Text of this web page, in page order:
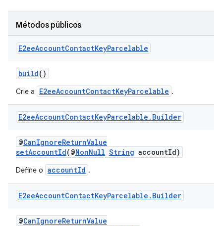
Métodos públicos
E2eeAccountContactKeyParcelable
build()
Crie a E2eeAccountContactKeyParcelable .
E2eeAccountContactKeyParcelable . Builder
@CanIgnoreReturnValue
setAccountId(@NonNull String accountId)
Define o accountId .
E2eeAccountContactKeyParcelable . Builder
@CanIgnoreReturnValue